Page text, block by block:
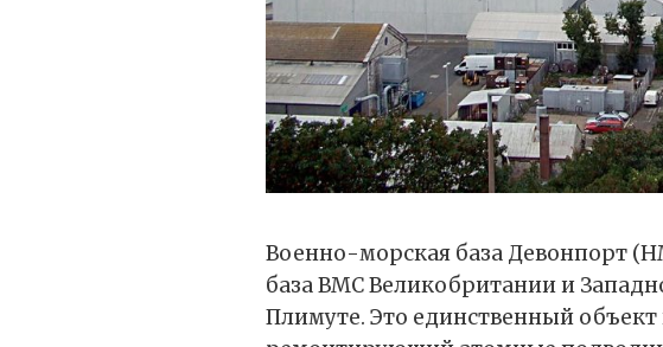
Военно-морская база Девонпорт
база ВМС Великобритании и
Плимуте. Это единственный